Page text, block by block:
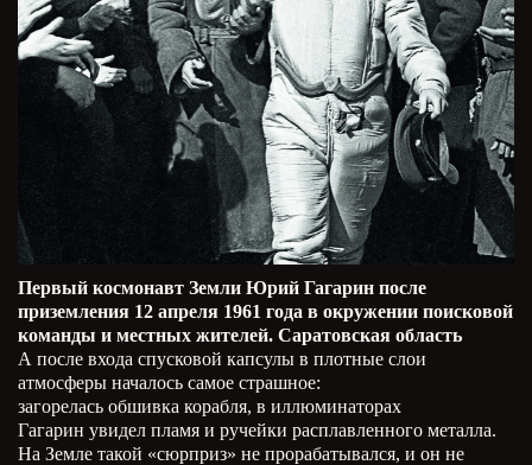
Первый космонавт Земли Юрий Гагарин после
приземления 12 апреля 1961 года в окружении поисковой
команды и местных жителей. Саратовская область
А после входа спусковой капсулы в плотные слои
атмосферы началось самое страшное:
загорелась обшивка корабля, в иллюминаторах
Гагарин увидел пламя и ручейки расплавленного металла.
На Земле такой «сюрприз» не прорабатывался, и он не